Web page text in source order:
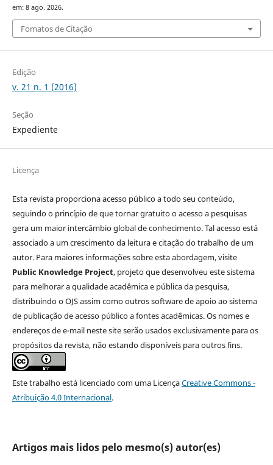
em: 8 ago. 2026.
Fomatos de Citação
Edição
v. 21 n. 1 (2016)
Seção
Expediente
Licença
Esta revista proporciona acesso público a todo seu conteúdo,
seguindo o princípio de que tornar gratuito o acesso a pesquisas
gera um maior intercâmbio global de conhecimento. Tal acesso está
associado a um crescimento da leitura e citação do trabalho de um
autor. Para maiores informações sobre esta abordagem, visite
Public Knowledge Project, projeto que desenvolveu este sistema
para melhorar a qualidade acadêmica e pública da pesquisa,
distribuindo o OJS assim como outros software de apoio ao sistema
de publicação de acesso público a fontes acadêmicas. Os nomes e
endereços de e-mail neste site serão usados exclusivamente para os
propósitos da revista, não estando disponíveis para outros fins.
Este trabalho está licenciado com uma LicençaCreative Commons -
Atribuição 4.0 Internacional.
Artigos mais lidos pelo mesmo(s) autor(es)